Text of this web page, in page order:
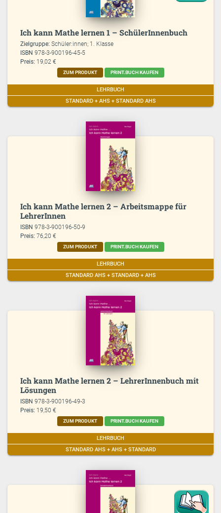
Ich kann Mathe lernen 1 – SchülerInnenbuch
Zielgruppe:Schüler:innen; 1. Klasse
ISBN978-3-900196-45-5
Preis: 19,02 €
ZUM PRODUKT PRINT.BUCH KAUFEN
LEHRBUCH
STANDARD + AHS + STANDARD AHS
Ich kann Mathe lernen 2 – Arbeitsmappe für
LehrerInnen
ISBN978-3-900196-50-9
Preis: 76,20 €
ZUM PRODUKT PRINT.BUCH KAUFEN
LEHRBUCH
STANDARD AHS + STANDARD + AHS
Ich kann Mathe lernen 2 – LehrerInnenbuch mit
Lösungen
ISBN978-3-900196-49-3
Preis: 19,50 €
ZUM PRODUKT PRINT.BUCH KAUFEN
LEHRBUCH
STANDARD AHS + AHS + STANDARD